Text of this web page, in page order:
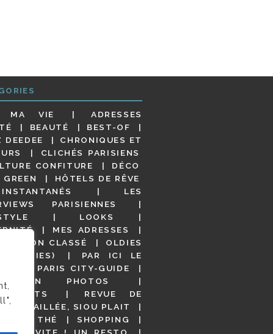
MA VIE
ADRESSES
BEAUTÉ
BEST-OF
DEEDEE
CHRONIQUES ET
CLICHÉS PARISIENS
CONFITURE
DÉCO
GREEN
HÔTELS DE RÊVE
INSTANTANÉS
LES
PARISIENNES
LOOKS
MES ADRESSES
NON CLASSÉ
OLDIES
GOODIES)
PAR ICI LE
!
PARIS CITY-GUIDE
EN PHOTOS
REVUE DE
DÉTAILLÉE, SIOU PLAIT
DE THÉ
SHOPPING
VITE ! UN RESTO